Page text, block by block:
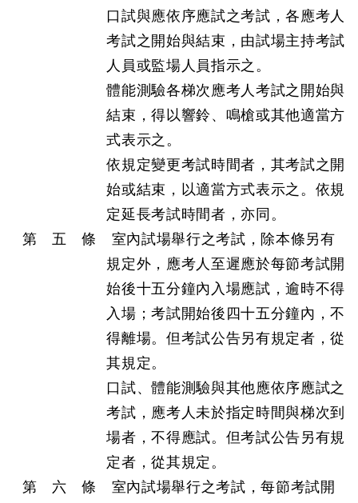
口試與應依序應試之考試，各應考人
考試之開始與結束，由試場主持考試
人員或監場人員指示之。
體能測驗各梯次應考人考試之開始與
結束，得以響鈴、鳴槍或其他適當方
式表示之。
依規定變更考試時間者，其考試之開
始或結束，以適當方式表示之。依規
定延長考試時間者，亦同。
第 五 條 室內試場舉行之考試，除本條另有
規定外，應考人至遲應於每節考試開
始後十五分鐘內入場應試，逾時不得
入場；考試開始後四十五分鐘內，不
得離場。但考試公告另有規定者，從
其規定。
口試、體能測驗與其他應依序應試之
考試，應考人未於指定時間與梯次到
場者，不得應試。但考試公告另有規
定者，從其規定。
第 六 條 室內試場舉行之考試，每節考試開